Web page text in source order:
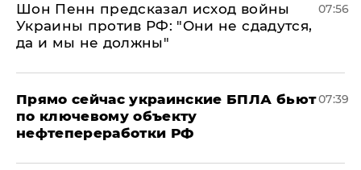
Шон Пенн предсказал исход войны
Украины против РФ: "Они не сдадутся,
да и мы не должны"
07:56
Прямо сейчас украинские БПЛА бьют
по ключевому объекту
нефтепереработки РФ
07:39